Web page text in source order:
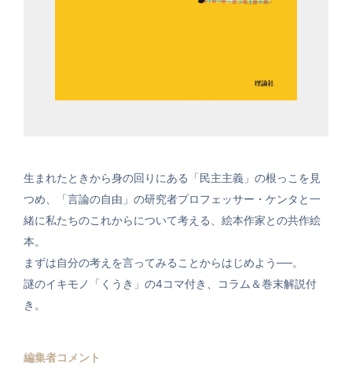
生まれたときから身の回りにある「民主主義」の根っこを見
つめ、「言論の自由」の研究者プロフェッサー・ケンタと一
緒に私たちのこれからについて考える、絵本作家との共作絵
本。
まずは自分の考えを言ってみることからはじめよう──。
謎のイキモノ「くうき」の4コマ付き、コラム＆巻末解説付
き。
編集者コメント